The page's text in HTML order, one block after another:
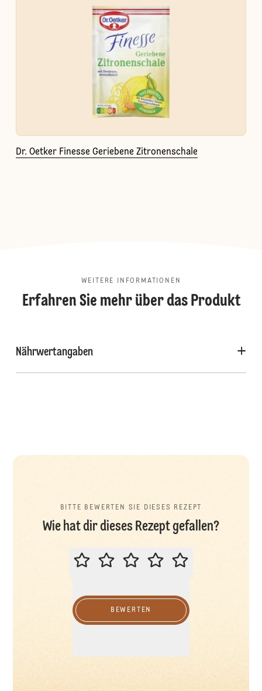
Dr. Oetker Finesse Geriebene Zitronenschale
WEITERE INFORMATIONEN
Erfahren Sie mehr über das Produkt
Nährwertangaben
BITTE BEWERTEN SIE DIESES REZEPT
Wie hat dir dieses Rezept gefallen?
BITTE BEWERTEN SIE DIESES
BEWERTEN